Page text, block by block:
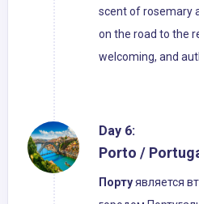
scent of rosemary
on the road to the
welcoming, and
Day 6:
Porto /
Портуявляется